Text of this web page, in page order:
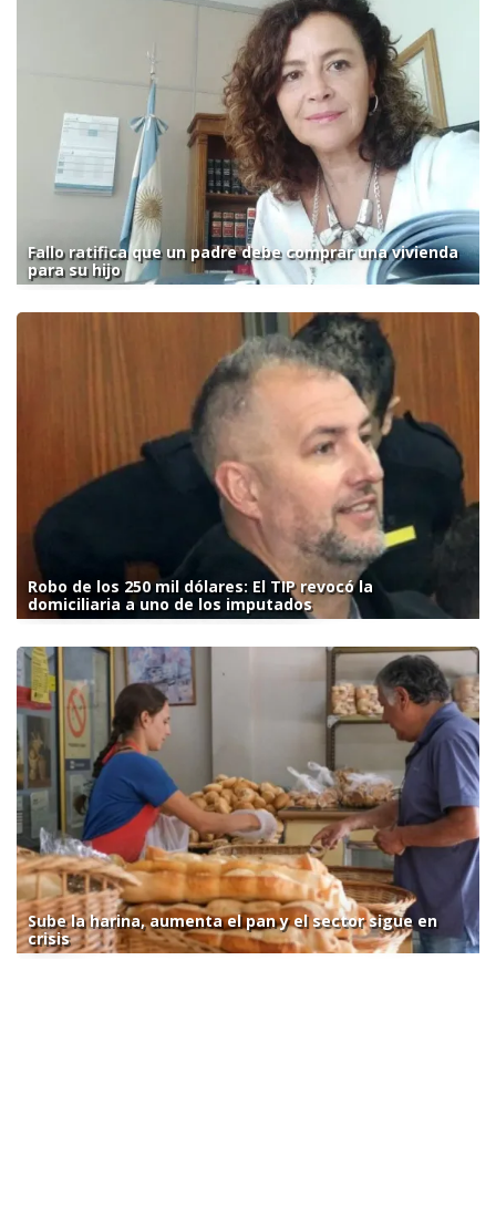
Fallo ratifica que un padre debe comprar una vivienda
para su hijo
Robo de los 250 mil dólares: El TIP revocó la
domiciliaria a uno de los imputados
Sube la harina, aumenta el pan y el sector sigue en
crisis